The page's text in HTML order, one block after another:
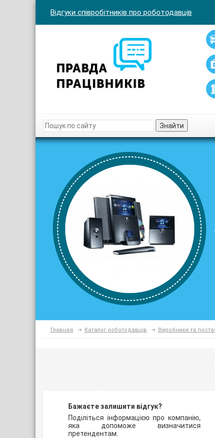
Відгуки співробітників про роботодавців
Знайти
Главная Каталог роботодавців Виробники та
Бажаєте залишити відгук?
Поділіться інформацією про компанію,
яка допоможе визначитися
претендентам.